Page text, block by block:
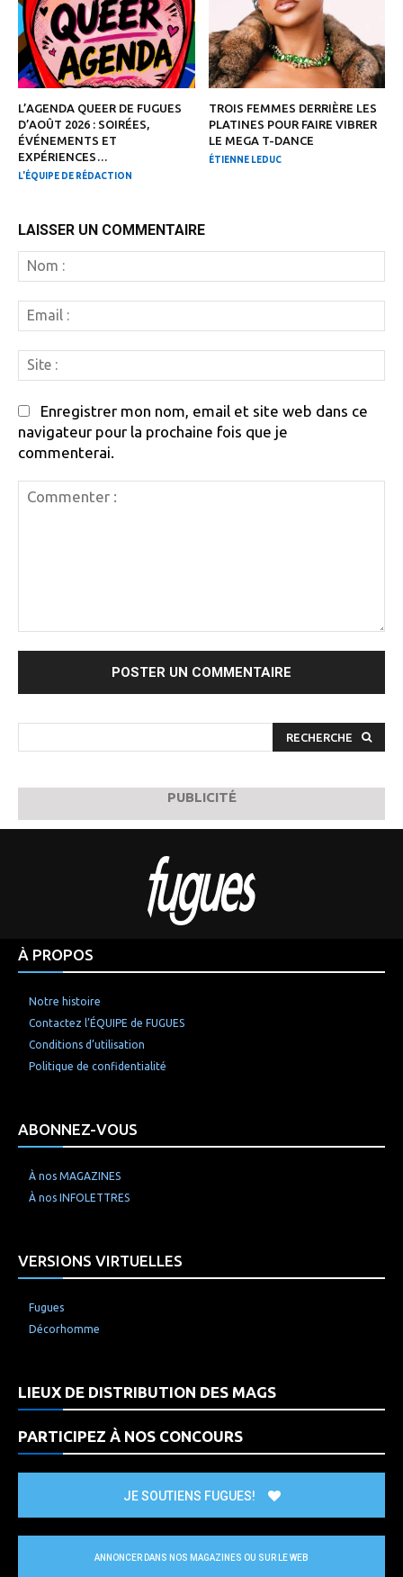
L’AGENDA QUEER DE FUGUES
D’AOÛT 2026 : SOIRÉES,
ÉVÉNEMENTS ET
EXPÉRIENCES…
L'ÉQUIPE DE RÉDACTION
TROIS FEMMES DERRIÈRE LES
PLATINES POUR FAIRE VIBRER
LE MEGA T-DANCE
ÉTIENNE LEDUC
LAISSER UN COMMENTAIRE
:
:
:
Enregistrer mon nom, email et site web dans ce
navigateur pour la prochaine fois que je
commenterai.
RECHERCHE
PUBLICITÉ
À PROPOS
Notre histoire
Contactez l’ÉQUIPE de FUGUES
Conditions d’utilisation
Politique de confidentialité
ABONNEZ-VOUS
À nos MAGAZINES
À nos INFOLETTRES
VERSIONS VIRTUELLES
Fugues
Décorhomme
LIEUX DE DISTRIBUTION DES MAGS
PARTICIPEZ À NOS CONCOURS
JE SOUTIENS FUGUES!
ANNONCER DANS NOS MAGAZINES OU SUR LE WEB